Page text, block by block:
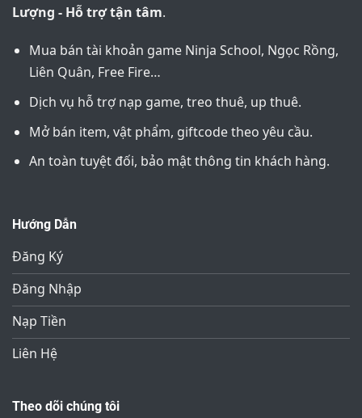
Lượng - Hỗ trợ tận tâm.
Mua bán tài khoản game Ninja School, Ngọc Rồng,
Liên Quân, Free Fire…
Dịch vụ hỗ trợ nạp game, treo thuê, up thuê.
Mở bán item, vật phẩm, giftcode theo yêu cầu.
An toàn tuyệt đối, bảo mật thông tin khách hàng.
Hướng Dẫn
Đăng Ký
Đăng Nhập
Nạp Tiền
Liên Hệ
Theo dõi chúng tôi